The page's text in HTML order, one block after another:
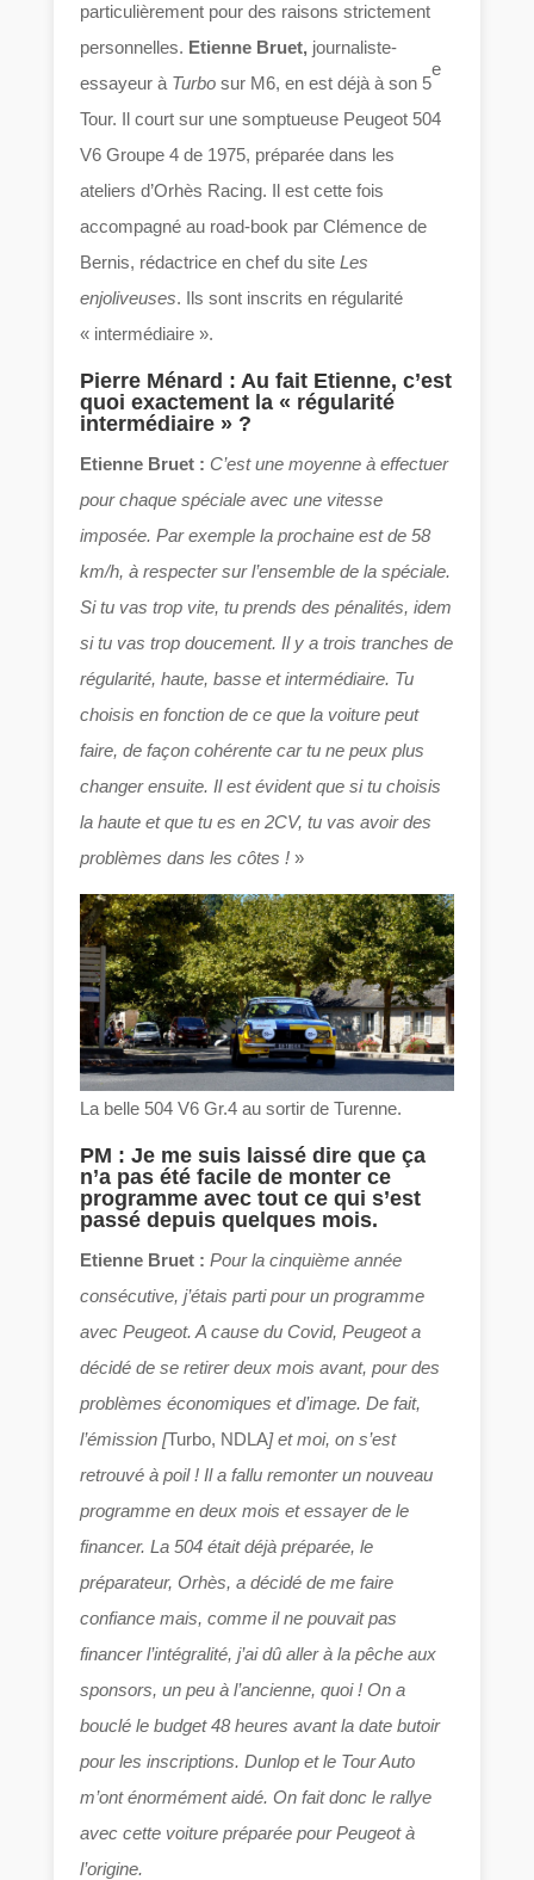
particulièrement pour des raisons strictement
personnelles. Etienne Bruet, journaliste-
essayeur à Turbo sur M6, en est déjà à son 5
e
Tour. Il court sur une somptueuse Peugeot 504
V6 Groupe 4 de 1975, préparée dans les
ateliers d’Orhès Racing. Il est cette fois
accompagné au road-book par Clémence de
Bernis, rédactrice en chef du siteLes
enjoliveuses. Ils sont inscrits en régularité
« intermédiaire ».
Pierre Ménard : Au fait Etienne, c’est
quoi exactement la « régularité
intermédiaire » ?
Etienne Bruet : C’est une moyenne à effectuer
pour chaque spéciale avec une vitesse
imposée. Par exemple la prochaine est de 58
km/h, à respecter sur l’ensemble de la spéciale.
Si tu vas trop vite, tu prends des pénalités, idem
si tu vas trop doucement. Il y a trois tranches de
régularité, haute, basse et intermédiaire. Tu
choisis en fonction de ce que la voiture peut
faire, de façon cohérente car tu ne peux plus
changer ensuite. Il est évident que si tu choisis
la haute et que tu es en 2CV, tu vas avoir des
problèmes dans les côtes !»
La belle 504 V6 Gr.4 au sortir de Turenne.
PM : Je me suis laissé dire que ça
n’a pas été facile de monter ce
programme avec tout ce qui s’est
passé depuis quelques mois.
Etienne Bruet : Pour la cinquième année
consécutive, j’étais parti pour un programme
avec Peugeot. A cause du Covid, Peugeot a
décidé de se retirer deux mois avant, pour des
problèmes économiques et d’image. De fait,
l’émission [Turbo, NDLA] et moi, on s’est
retrouvé à poil ! Il a fallu remonter un nouveau
programme en deux mois et essayer de le
financer. La 504 était déjà préparée, le
préparateur, Orhès, a décidé de me faire
confiance mais, comme il ne pouvait pas
financer l’intégralité, j’ai dû aller à la pêche aux
sponsors, un peu à l’ancienne, quoi ! On a
bouclé le budget 48 heures avant la date butoir
pour les inscriptions. Dunlop et le Tour Auto
m’ont énormément aidé. On fait donc le rallye
avec cette voiture préparée pour Peugeot à
l’origine.